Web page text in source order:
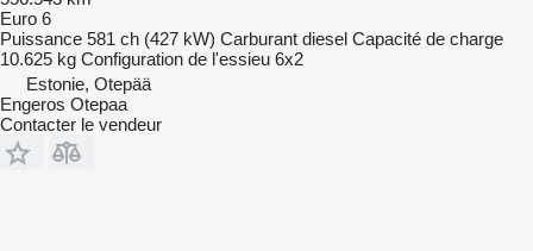
Euro 6
Puissance 581 ch (427 kW) Carburant diesel Capacité de charge
10.625 kg Configuration de l'essieu 6x2
Estonie, Otepää
Engeros Otepaa
Contacter le vendeur